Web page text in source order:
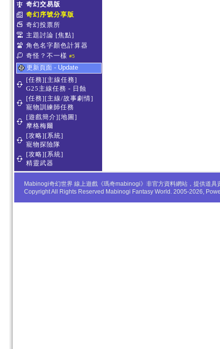
奇幻交易版
奇幻序號分享版
奇幻投票所
主題討論 [焦點]
角色名字顏色計算器
奇怪？不一樣 #5
更新頁面 - Update
[任務][主線任務]
G25主線任務 - 日蝕
[任務][主線/故事劇情]
寵物訓練師任務
[遊戲簡介][地圖]
摩格梅爾
[攻略][系統]
寵物探險隊
[攻略][系統]
精靈武器
Mabinogi奇幻世界 線上遊戲《瑪奇mabinogi》非官方資料網站，提供道
Copyright All Rights Reserved Mabinogi Fantasy World. 2005-2026,